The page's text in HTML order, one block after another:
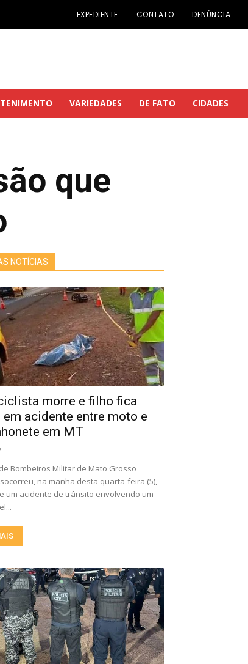
EXPEDIENTE CONTATO DENÚNCIA
VARIEDADES DE FATO CIDADES
que
NOTÍCIAS
morre e filho fica
acidente entre moto e
em MT
Bombeiros Militar de Mato Grosso
socorreu, na manhã desta quarta-feira (5),
um acidente de trânsito envolvendo um